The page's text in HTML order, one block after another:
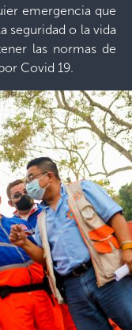
emergencia que
seguridad o la vida
las normas de
Covid 19.